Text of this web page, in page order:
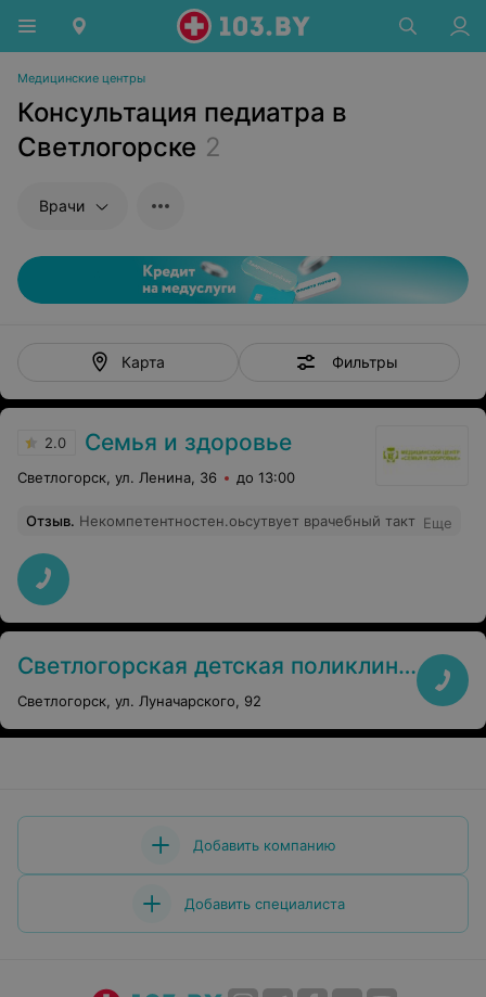
Медицинские центры
Консультация педиатра в
Светлогорске 2
Врачи
Карта Фильтры
2.0 Семья и здоровье
Светлогорск, ул. Ленина, 36 до 13:00
Отзыв. Некомпетентностен.оьсутвует врачебный такт Еще
Светлогорская детская поликлиника
Светлогорск, ул. Луначарского, 92
Добавить компанию
Добавить специалиста